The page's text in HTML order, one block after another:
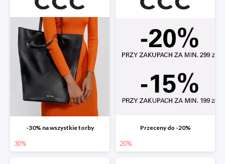
-30% na wszystkie torby
30%
Przeceny do -20%
20%